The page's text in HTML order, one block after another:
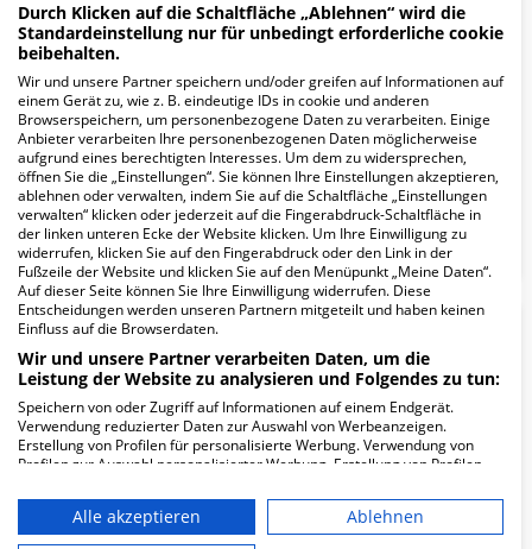
1.71
geringe Auslastung
4.6
Pfleger
geringe Auslastung
FAQ
Hier ﬁnden Sie häuﬁg gestellte Fragen zu dieser Klinik.
Wie lautet die Adresse von Uhlenhaus
Tagesklinik für Psychiatrie, Psychotherapie
und Alterspsychiatrie?
Durch Klicken auf die Schaltfläche „Ablehnen“ wird die
Standardeinstellung nur für unbedingt erforderliche cookie
beibehalten.
Wir und unsere Partner speichern und/oder greifen auf Informationen auf
einem Gerät zu, wie z. B. eindeutige IDs in cookie und anderen
Browserspeichern, um personenbezogene Daten zu verarbeiten. Einige
Anbieter verarbeiten Ihre personenbezogenen Daten möglicherweise
aufgrund eines berechtigten Interesses. Um dem zu widersprechen,
öffnen Sie die „Einstellungen“. Sie können Ihre Einstellungen akzeptieren,
ablehnen oder verwalten, indem Sie auf die Schaltfläche „Einstellungen
verwalten“ klicken oder jederzeit auf die Fingerabdruck-Schaltfläche in
der linken unteren Ecke der Website klicken. Um Ihre Einwilligung zu
widerrufen, klicken Sie auf den Fingerabdruck oder den Link in der
Fußzeile der Website und klicken Sie auf den Menüpunkt „Meine Daten“.
Auf dieser Seite können Sie Ihre Einwilligung widerrufen. Diese
Entscheidungen werden unseren Partnern mitgeteilt und haben keinen
Einfluss auf die Browserdaten.
Wir und unsere Partner verarbeiten Daten, um die
Leistung der Website zu analysieren und Folgendes zu tun:
Speichern von oder Zugriff auf Informationen auf einem Endgerät.
Verwendung reduzierter Daten zur Auswahl von Werbeanzeigen.
Erstellung von Profilen für personalisierte Werbung. Verwendung von
Profilen zur Auswahl personalisierter Werbung. Erstellung von Profilen
personalisierter Inhalte. Messung der Werbeleistung. Messung der
Performance von Inhalten. Analyse von Zielgruppen durch Statistiken
oder Kombinationen von Daten aus verschiedenen Quellen. Entwicklung
Alle akzeptieren
Ablehnen